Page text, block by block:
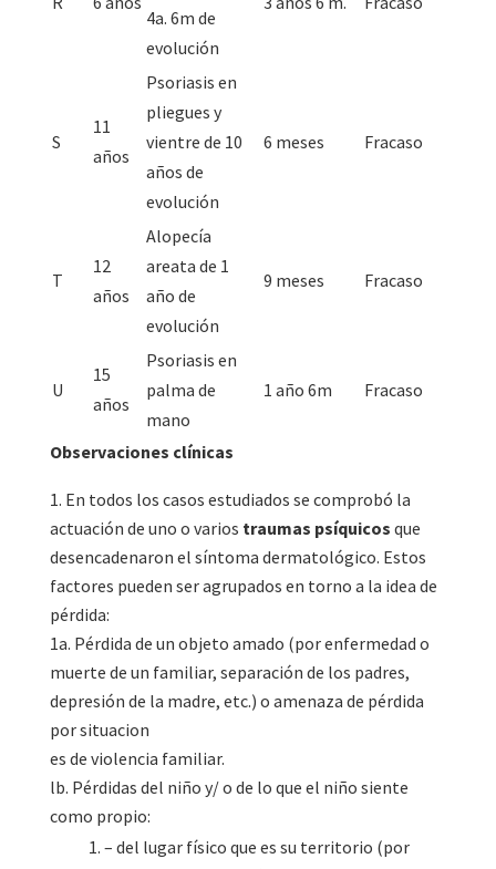
4a. 6m de
evolución
S
11
años
Psoriasis en
pliegues y
vientre de 10
años de
evolución
6 meses Fracaso
T
12
años
Alopecía
areata de 1
año de
evolución
9 meses Fracaso
U
15
años
Psoriasis en
palma de
mano
1 año 6m Fracaso
Observaciones clínicas
En todos los casos estudiados se comprobó la
actuación de uno o varios traumas psíquicos que
desencadenaron el síntoma dermatológico. Estos
factores pueden ser agrupados en torno a la idea de
pérdida:
1a. Pérdida de un objeto amado (por enfermedad o
muerte de un familiar, separación de los padres,
depresión de la madre, etc.) o amenaza de pérdida
por situacion
es de violencia familiar.
lb. Pérdidas del niño y/ o de lo que el niño siente
como propio:
– del lugar físico que es su territorio (por